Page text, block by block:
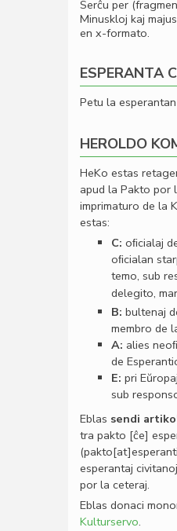
Serĉu per
Minuskloj kaj
en x-formato.
ESPERANTA
Petu la
HEROLDO
HeKo estas
apud la Pakto por
imprimaturo de la
estas:
C: oﬁcialaj
oﬁcialan
temo, sub
delegito,
B: bultenaj
membro de
A: alies
de
E: pri
sub
Eblas sendi
tra pakto [ĉe]
esperantaj
por la ceteraj.
Eblas donaci
Kulturservo.